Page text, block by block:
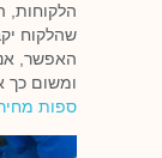
הלקוחות,
שהלקוח
האפשר,
ומשום כך
ספות